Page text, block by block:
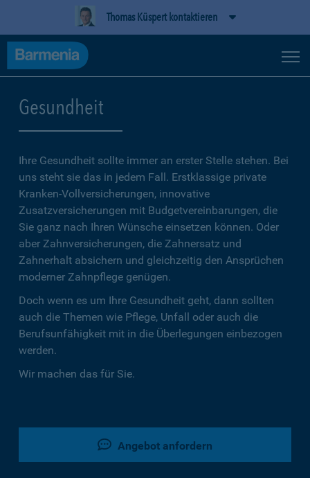
Thomas Küspert kontaktieren
Gesundheit
Ihre Gesundheit sollte immer an erster Stelle stehen. Bei
uns steht sie das in jedem Fall. Erstklassige private
Kranken-Vollversicherungen, innovative
Zusatzversicherungen mit Budgetvereinbarungen, die
Sie ganz nach Ihren Wünsche einsetzen können. Oder
aber Zahnversicherungen, die Zahnersatz und
Zahnerhalt absichern und gleichzeitig den Ansprüchen
moderner Zahnpflege genügen.
Doch wenn es um Ihre Gesundheit geht, dann sollten
auch die Themen wie Pflege, Unfall oder auch die
Berufsunfähigkeit mit in die Überlegungen einbezogen
werden.
Wir machen das für Sie.
Angebot anfordern